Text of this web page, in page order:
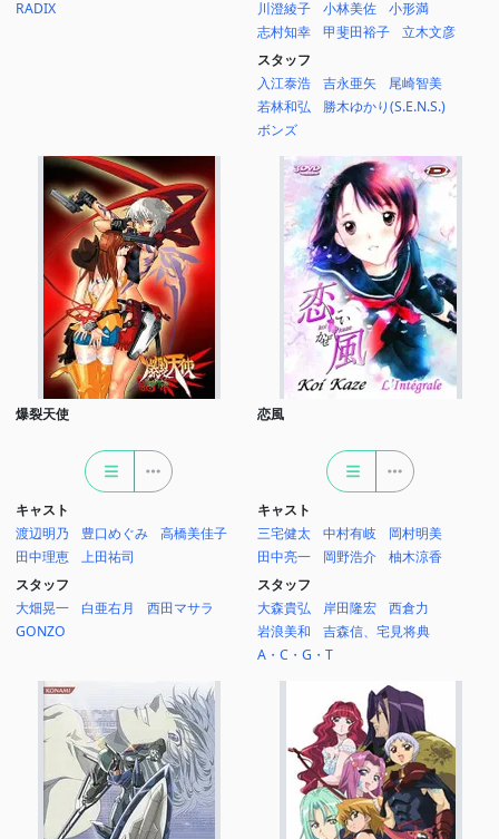
RADIX
川澄綾子
小林美佐
小形満
志村知幸
甲斐田裕子
立木文彦
スタッフ
入江泰浩
吉永亜矢
尾崎智美
若林和弘
勝木ゆかり(S.E.N.S.)
ボンズ
爆裂天使
キャスト
渡辺明乃
豊口めぐみ
高橋美佳子
田中理恵
上田祐司
スタッフ
大畑晃一
白亜右月
西田マサラ
GONZO
恋風
キャスト
三宅健太
中村有岐
岡村明美
田中亮一
岡野浩介
柚木涼香
スタッフ
大森貴弘
岸田隆宏
西倉力
岩浪美和
吉森信、宅見将典
A・C・G・T